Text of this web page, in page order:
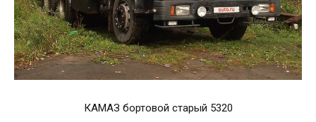
КАМАЗ бортовой старый 5320